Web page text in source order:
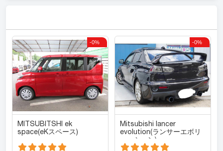
-0%
MITSUBITSHI ek
space(eKスペース)
-0%
Mitsubishi lancer
evolution(ランサーエボリ
ューション)